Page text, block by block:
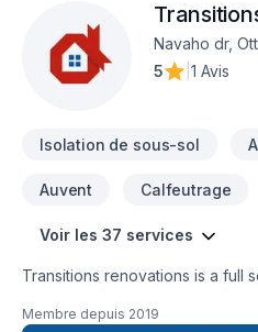
Navaho dr,
5
1 Avis
Isolation de sous-sol
Auvent Calfeutrage
Voir les 37 services
Transitions renovations is a full
aspect of home renovations.
Membre depuis 2019